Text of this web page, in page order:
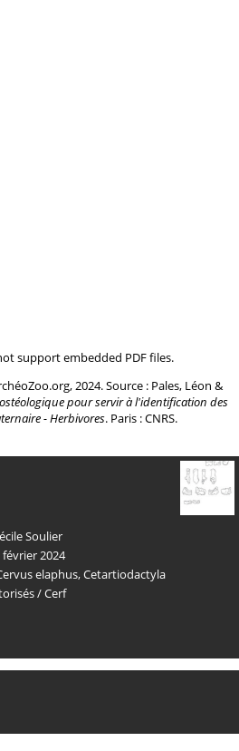
support embedded PDF files.
2024. Source : Pales, Léon &
pour servir à l'identification des
- Herbivores. Paris : CNRS.
Soulier
2024
elaphus,Cetartiodactyla
/Cerf